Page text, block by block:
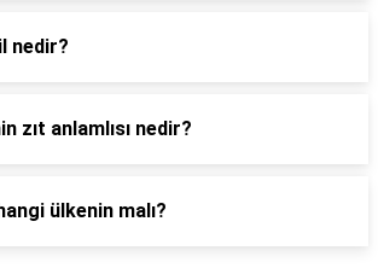
nedir?
zıt anlamlısı nedir?
ülkenin malı?